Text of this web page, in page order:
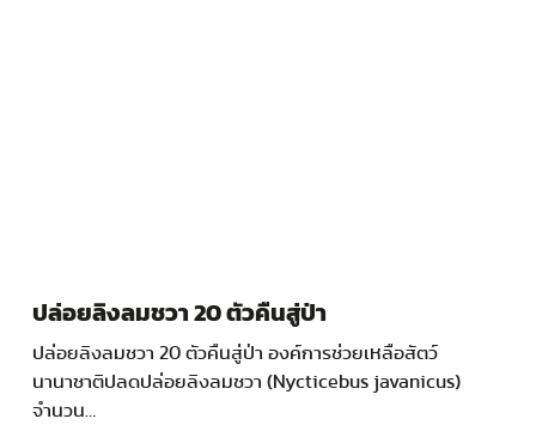
ปล่อยลิงลมชวา 20 ตัวคืนสู่ป่า
ปล่อยลิงลมชวา 20 ตัวคืนสู่ป่า องค์การช่วยเหลือสัตว์
นานาชาติปลดปล่อยลิงลมชวา (Nycticebus javanicus)
จำนวน…